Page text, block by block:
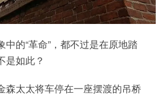
的“革命”，都不过是在原地踏
是如此？
森太太将车停在一座摆渡的吊桥